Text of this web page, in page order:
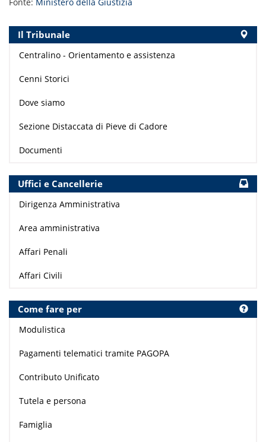
Il Tribunale
Centralino - Orientamento e assistenza
Cenni Storici
Dove siamo
Sezione Distaccata di Pieve di Cadore
Documenti
Uffici e Cancellerie
Dirigenza Amministrativa
Area amministrativa
Affari Penali
Affari Civili
Come fare per
Modulistica
Pagamenti telematici tramite PAGOPA
Contributo Unificato
Tutela e persona
Famiglia